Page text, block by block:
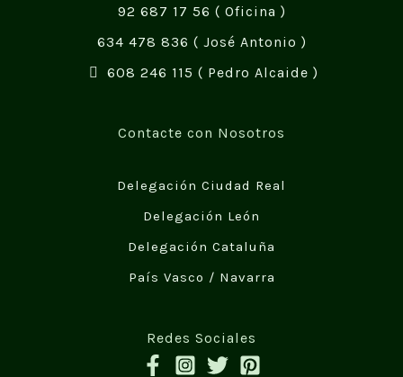
92 687 17 56 ( Oficina )
634 478 836 ( José Antonio )
608 246 115 ( Pedro Alcaide )
Contacte con Nosotros
Delegación Ciudad Real
Delegación León
Delegación Cataluña
País Vasco / Navarra
Redes Sociales